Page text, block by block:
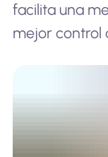
facilita una
mejor control